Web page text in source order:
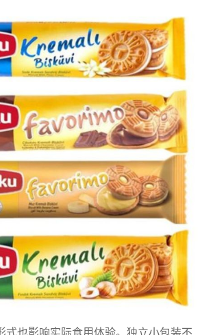
式也影响实际食用体验。独立小包装不